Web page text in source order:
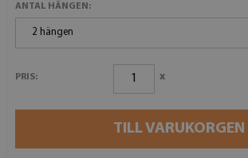
ANTAL HÄNGEN:
2 hängen
PRIS: x
TILL VARUKORGEN